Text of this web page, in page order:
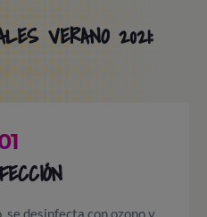
VERANO 2021:
desinfecta con ozono y